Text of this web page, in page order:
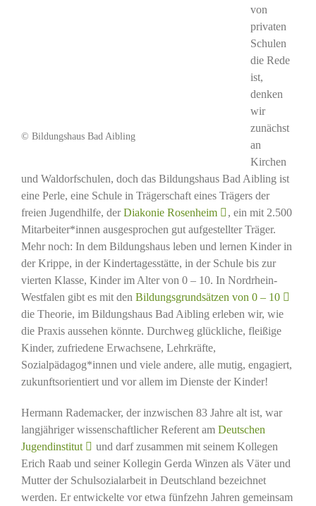
© Bildungshaus Bad Aibling
von
privaten
Schulen
die Rede
ist,
denken
wir
zunächst
an
Kirchen
und Waldorfschulen, doch das Bildungshaus Bad Aibling ist
eine Perle, eine Schule in Trägerschaft eines Trägers der
freien Jugendhilfe, derDiakonie Rosenheim
, ein mit 2.500
Mitarbeiter*innen ausgesprochen gut aufgestellter Träger.
Mehr noch: In dem Bildungshaus leben und lernen Kinder in
der Krippe, in der Kindertagesstätte, in der Schule bis zur
vierten Klasse, Kinder im Alter von 0 – 10. In Nordrhein-
Westfalen gibt es mit den Bildungsgrundsätzen von 0 – 10
die Theorie, im Bildungshaus Bad Aibling erleben wir, wie
die Praxis aussehen könnte. Durchweg glückliche, fleißige
Kinder, zufriedene Erwachsene, Lehrkräfte,
Sozialpädagog*innen und viele andere, alle mutig, engagiert,
zukunftsorientiert und vor allem im Dienste der Kinder!
Hermann Rademacker, der inzwischen 83 Jahre alt ist, war
langjähriger wissenschaftlicher Referent am Deutschen
Jugendinstitut
und darf zusammen mit seinem Kollegen
Erich Raab und seiner Kollegin Gerda Winzen als Väter und
Mutter der Schulsozialarbeit in Deutschland bezeichnet
werden. Er entwickelte vor etwa fünfzehn Jahren gemeinsam